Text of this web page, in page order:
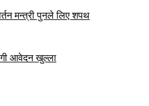
मन्त्री पुनले लिए शपथ
आवेदन खुल्ला